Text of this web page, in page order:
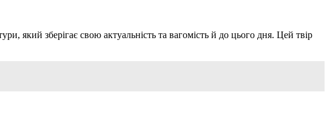
який зберігає свою актуальність та вагомість й до цього дня. Цей твір